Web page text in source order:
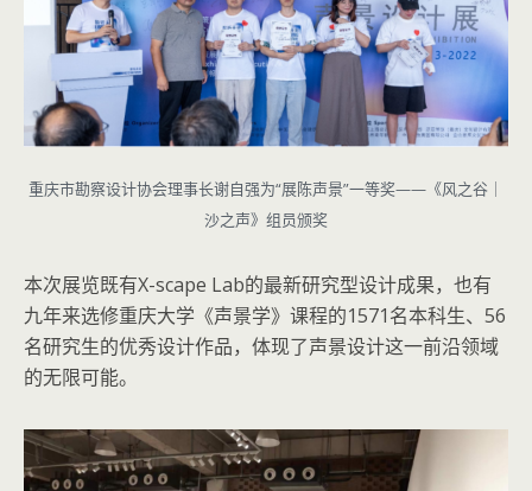
重庆市勘察设计协会理事长谢自强为“展陈声景”一等奖——《风之谷｜
沙之声》组员颁奖
本次展览既有X-scape Lab的最新研究型设计成果，也有
九年来选修重庆大学《声景学》课程的1571名本科生、56
名研究生的优秀设计作品，体现了声景设计这一前沿领域
的无限可能。